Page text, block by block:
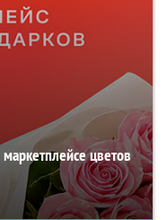
цветов